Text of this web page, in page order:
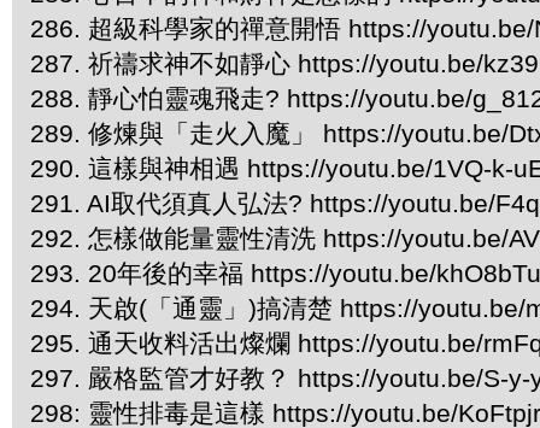
286. 超級科學家的禪意開悟 https://youtu.be/
287. 祈禱求神不如靜心 https://youtu.be/
288. 靜心怕靈魂飛走? https://youtu.be/
289. 修煉與「走火入魔」 https://youtu.be/
290. 這樣與神相遇 https://youtu.be/1VQ-k-
291. AI取代須真人弘法? https://youtu.be/
292. 怎樣做能量靈性清洗 https://youtu.be/
293. 20年後的幸福 https://youtu.be/
294. 天啟(「通靈」)搞清楚 https://youtu.be/
295. 通天收料活出燦爛 https://youtu.be/
297. 嚴格監管才好教？ https://youtu.be/S-y-
298: 靈性排毒是這樣 https://youtu.be/